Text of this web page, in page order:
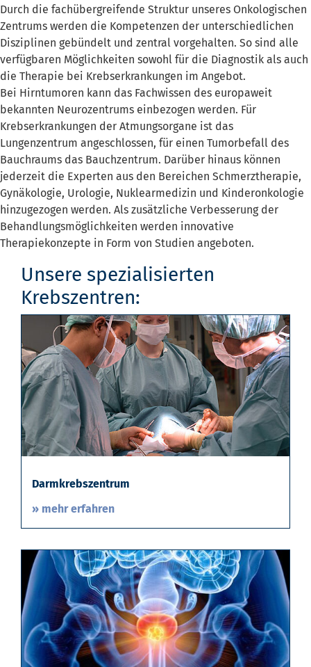
Durch die fachübergreifende Struktur unseres Onkologischen
Zentrums werden die Kompetenzen der unterschiedlichen
Disziplinen gebündelt und zentral vorgehalten. So sind alle
verfügbaren Möglichkeiten sowohl für die Diagnostik als auch
die Therapie bei Krebserkrankungen im Angebot.
Bei Hirntumoren kann das Fachwissen des europaweit
bekannten Neurozentrums einbezogen werden. Für
Krebserkrankungen der Atmungsorgane ist das
Lungenzentrum angeschlossen, für einen Tumorbefall des
Bauchraums das Bauchzentrum. Darüber hinaus können
jederzeit die Experten aus den Bereichen Schmerztherapie,
Gynäkologie, Urologie, Nuklearmedizin und Kinderonkologie
hinzugezogen werden. Als zusätzliche Verbesserung der
Behandlungsmöglichkeiten werden innovative
Therapiekonzepte in Form von Studien angeboten.
Unsere spezialisierten
Krebszentren:
Darmkrebszentrum
» mehr erfahren